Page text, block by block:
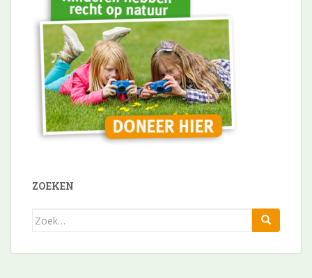
ZOEKEN
Zoek